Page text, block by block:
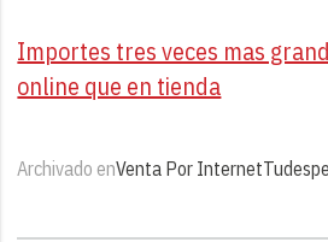
Importes tres veces mas
online que en tienda
Archivado enVenta Por Internet